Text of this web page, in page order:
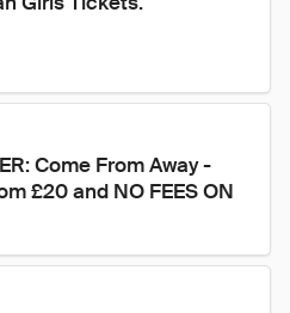
Come From Away -
£20 and NO FEES ON